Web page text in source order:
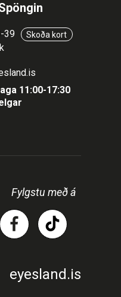
39 Skoða kort
11:00-17:30
Fylgstu með á
eyesland.is